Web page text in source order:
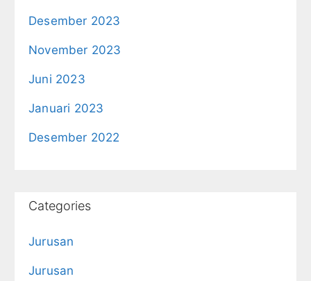
Desember 2023
November 2023
Juni 2023
Januari 2023
Desember 2022
Categories
Jurusan
Jurusan